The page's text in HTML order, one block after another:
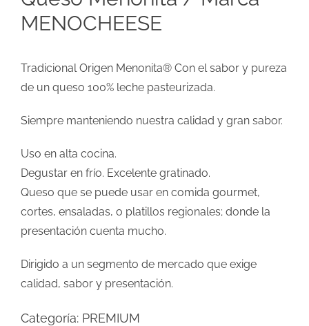
MENOCHEESE
Tradicional Origen Menonita® Con el sabor y pureza
de un queso 100% leche pasteurizada.
Siempre manteniendo nuestra calidad y gran sabor.
Uso en alta cocina.
Degustar en frío. Excelente gratinado.
Queso que se puede usar en comida gourmet,
cortes, ensaladas, o platillos regionales; donde la
presentación cuenta mucho.
Dirigido a un segmento de mercado que exige
calidad, sabor y presentación.
Categoría: PREMIUM